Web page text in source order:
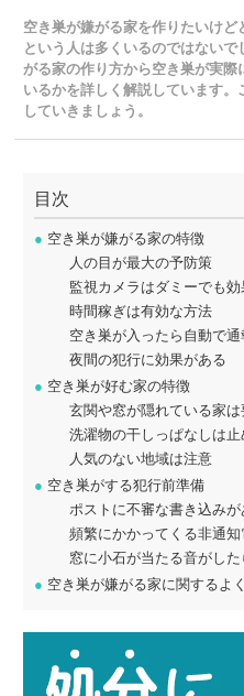
空き巣が嫌がる家を作りたいけ
という人は多くいるのではない
がる家の作り方から空き巣が実
いるかを詳しく解説しています
していきましょう。
目次
● 空き巣が嫌がる家の特徴
人の目が最大の予防策
監視カメラはダミーでも効
時間稼ぎは有効な方法
空き巣が入ったら自動で通
夜間の犯行に効果がある
● 空き巣が好む家の特徴
玄関や窓が隠れている家
洗濯物の干しっぱなしは止
人気のない地域は注意
● 空き巣がする犯行前準備
ポストに不審な書き込み
頻繁にかかってくる非通
窓に小石が当たる音がし
● 空き巣が嫌がる家に関するよ